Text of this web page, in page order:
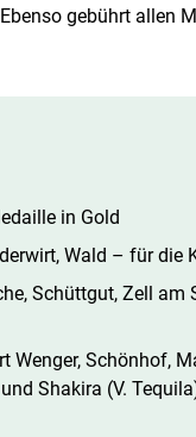
gebührt allen
in Gold
Wald – für die
Schüttgut, Zell am
Wenger, Schönhof,
Shakira (V.